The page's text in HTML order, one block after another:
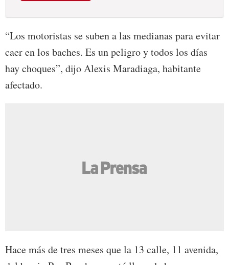
“Los motoristas se suben a las medianas para evitar
caer en los baches. Es un peligro y todos los días
hay choques”, dijo Alexis Maradiaga, habitante
afectado.
Hace más de tres meses que la 13 calle, 11 avenida,